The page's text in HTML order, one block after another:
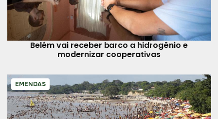
Belém vai receber barco a hidrogênio e
modernizar cooperativas
EMENDAS